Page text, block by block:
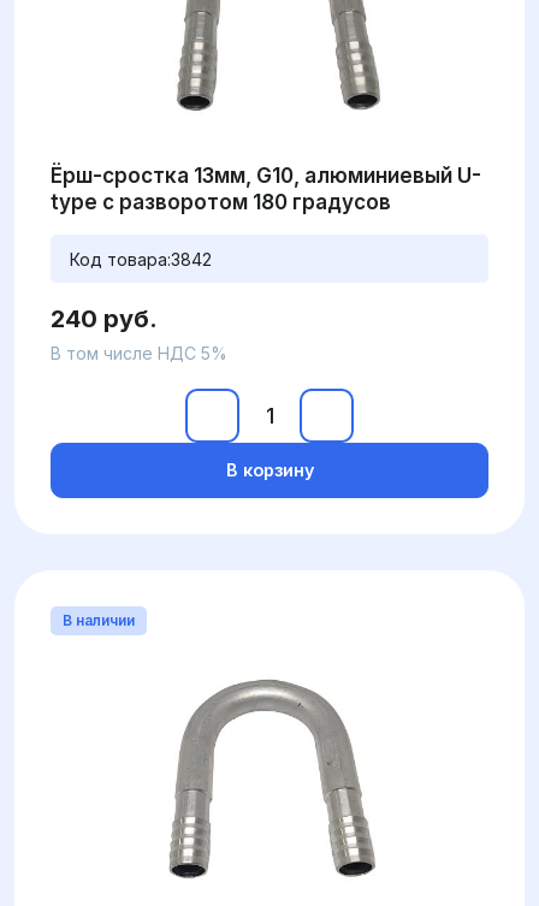
Ёрш-сростка 13мм, G10, алюминиевый U-
type с разворотом 180 градусов
Код товара:3842
240 руб.
В том числе НДС 5%
В корзину
В наличии